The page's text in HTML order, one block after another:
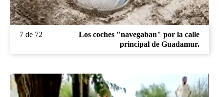
7 de 72
Los coches "navegaban" por la calle
principal de Guadamur.